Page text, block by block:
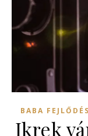
BABA
Ikrek